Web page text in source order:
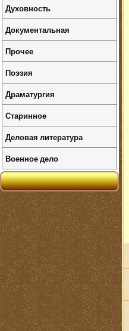
Духовность
Документальная
Прочее
Поэзия
Драматургия
Старинное
Деловая литература
Военное дело